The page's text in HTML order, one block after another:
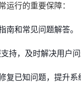
运行的重要保障：
南和常见问题解答。
持，及时解决用户问
复已知问题，提升系